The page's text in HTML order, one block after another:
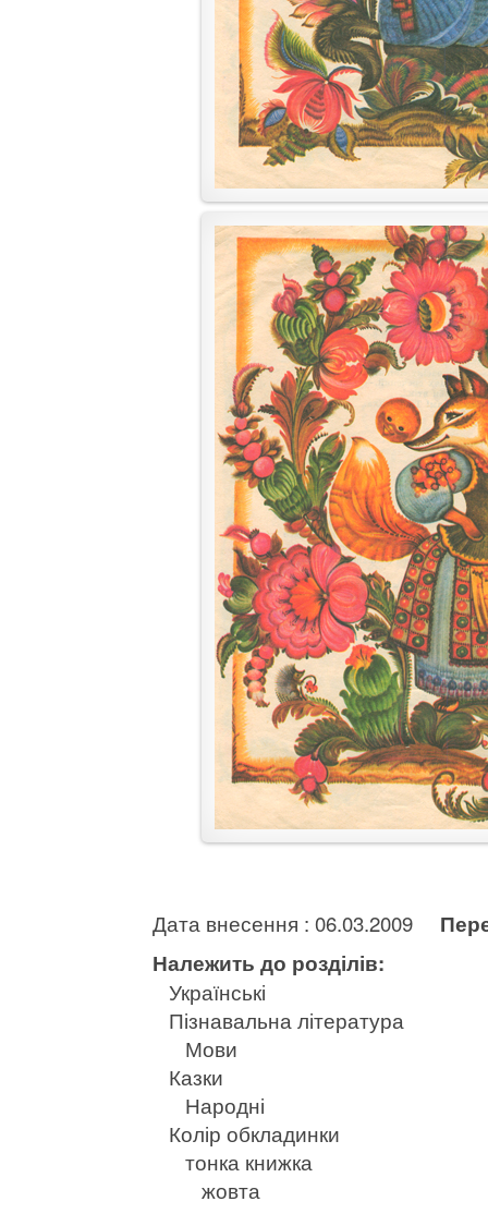
Дата внесення : 06.03.2009
Належить до розділів:
Українські
Пізнавальна література
Мови
Казки
Народні
Колір обкладинки
тонка книжка
жовта